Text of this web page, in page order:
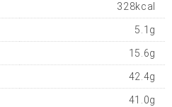
328kcal
5.1g
15.6g
42.4g
41.0g